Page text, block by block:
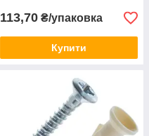
113,70 ₴/упаковка
Купити